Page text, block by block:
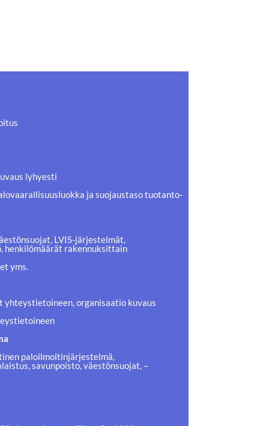
lyhyesti
ja suojaustaso tuotanto-
LVIS-järjestelmät,
henkilömäärät rakennuksittain
yms.
organisaatio kuvaus
paloilmoitinjärjestelmä,
savunpoisto, väestönsuojat, –